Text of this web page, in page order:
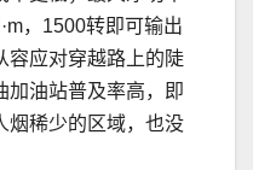
，1500转即可输出
容应对穿越路上的陡
加油站普及率高，即
烟稀少的区域，也没